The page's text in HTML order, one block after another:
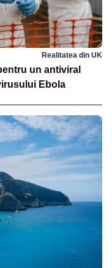
Realitatea din UK
un antiviral
Ebola